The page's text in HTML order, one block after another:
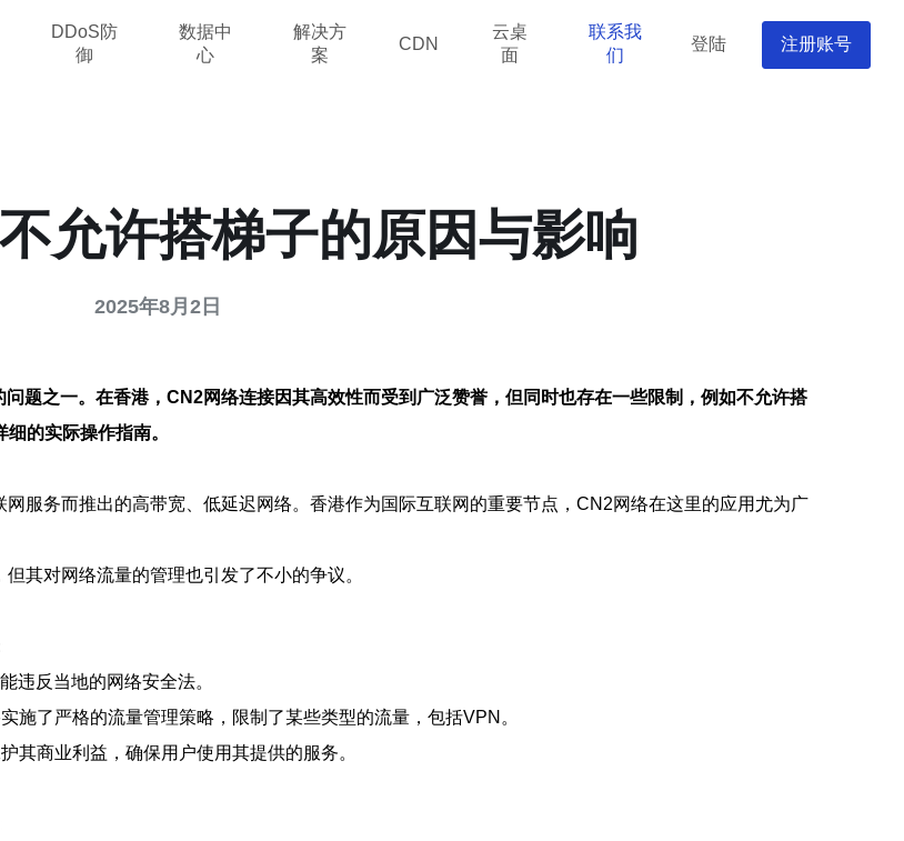
DDoS防
御
数据中
心
解决方
案
CDN
云桌
面
联系我
们
登陆 注册账号
允许搭梯子的原因与影响
2025年8月2日
题之一。在香港，CN2网络连接因其高效性而受到广泛赞誉，但同时也存在一些限制，例如不允许搭
的实际操作指南。
服务而推出的高带宽、低延迟网络。香港作为国际互联网的重要节点，CN2网络在这里的应用尤为广
其对网络流量的管理也引发了不小的争议。
违反当地的网络安全法。
施了严格的流量管理策略，限制了某些类型的流量，包括VPN。
其商业利益，确保用户使用其提供的服务。